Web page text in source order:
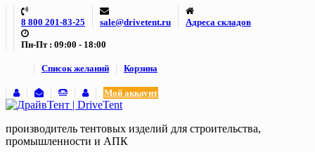
Skip
content
8 800 201-83-25 sale@drivetent.ru Адреса складов
Пн-Пт : 09:00 - 18:00
Список желаний Корзина
Мой аккаунт
производитель тентовых изделий для строительства,
промышленности и АПК